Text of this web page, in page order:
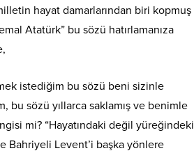
hayat damarlarından biri kopmuş
Atatürk” bu sözü hatırlamanıza
istediğim bu sözü beni sizinle
bu sözü yıllarca saklamış ve benimle
mi? “Hayatındaki değil yüreğindeki
Bahriyeli Levent’i başka yönlere